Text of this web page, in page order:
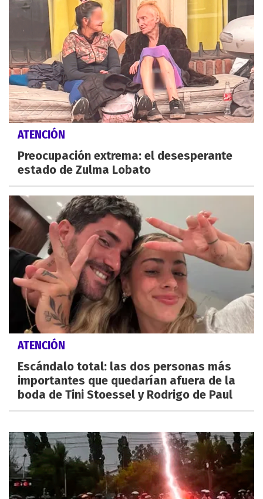
ATENCIÓN
Preocupación extrema: el desesperante
estado de Zulma Lobato
ATENCIÓN
Escándalo total: las dos personas más
importantes que quedarían afuera de la
boda de Tini Stoessel y Rodrigo de Paul